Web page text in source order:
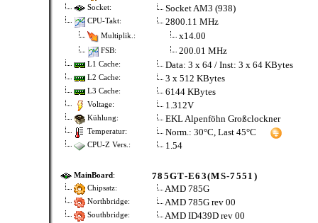
Socket: Socket AM3 (938)
CPU-Takt: 2800.11 MHz
Multiplik.: x14.00
FSB: 200.01 MHz
L1 Cache: Data: 3 x 64 / Inst: 3 x 64 KBytes
L2 Cache: 3 x 512 KBytes
L3 Cache: 6144 KBytes
Voltage: 1.312V
Kühlung: EKL Alpenföhn Großclockner
Temperatur: Norm.: 30°C, Last 45°C
CPU-Z Vers.: 1.54
MainBoard: 785GT-E63(MS-7551)
Chipsatz: AMD 785G
Northbridge: AMD 785G rev 00
Southbridge: AMD ID439D rev 00